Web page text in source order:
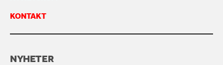
KONTAKTA OSS
KONTAKT
NYHETER